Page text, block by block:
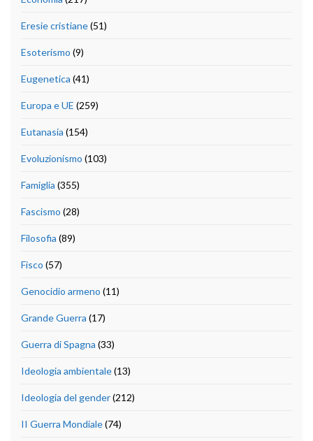
Eresie cristiane(51)
Esoterismo (9)
Eugenetica (41)
Europa e UE (259)
Eutanasia (154)
Evoluzionismo (103)
Famiglia (355)
Fascismo (28)
Filosofia (89)
Fisco (57)
Genocidio armeno (11)
Grande Guerra (17)
Guerra di Spagna (33)
Ideologia ambientale(13)
Ideologia del gender(212)
II Guerra Mondiale(74)